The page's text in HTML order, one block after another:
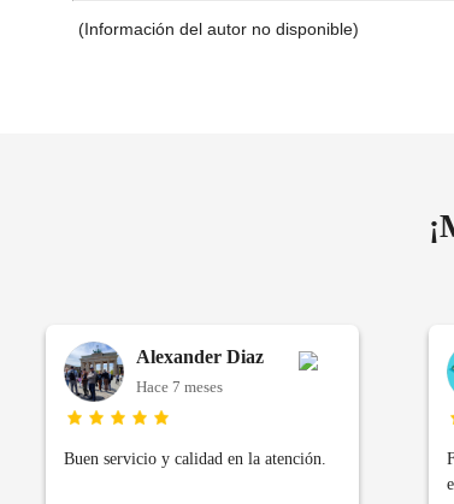
(Información del autor no disponible)
Alexander Diaz
Hace 7 meses
Buen servicio y calidad en la atención.